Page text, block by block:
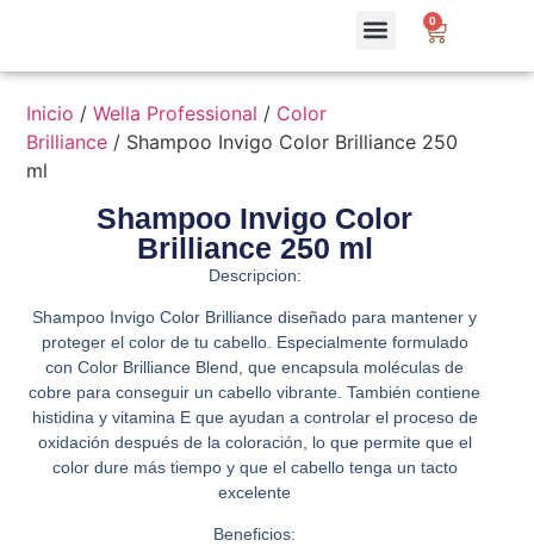
0
Inicio /Wella Professional / Color
Brilliance / Shampoo Invigo Color Brilliance 250
ml
Shampoo Invigo Color
Brilliance 250 ml
Descripcion:
Shampoo Invigo Color Brilliance diseñado para mantener y
proteger el color de tu cabello. Especialmente formulado
con Color Brilliance Blend, que encapsula moléculas de
cobre para conseguir un cabello vibrante. También contiene
histidina y vitamina E que ayudan a controlar el proceso de
oxidación después de la coloración, lo que permite que el
color dure más tiempo y que el cabello tenga un tacto
excelente
Beneficios: